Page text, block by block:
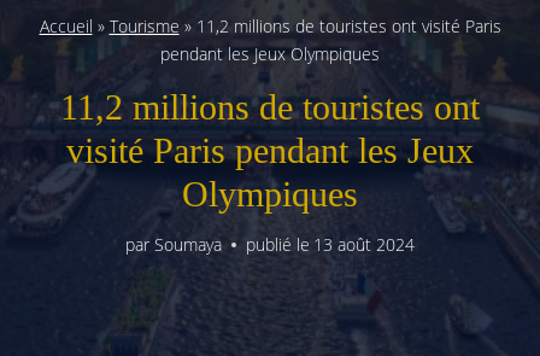
Accueil » Tourisme » 11,2 millions de touristes ont visité Paris
pendant les Jeux Olympiques
11,2 millions de touristes ont
visité Paris pendant les Jeux
Olympiques
par Soumaya publié le 13 août 2024